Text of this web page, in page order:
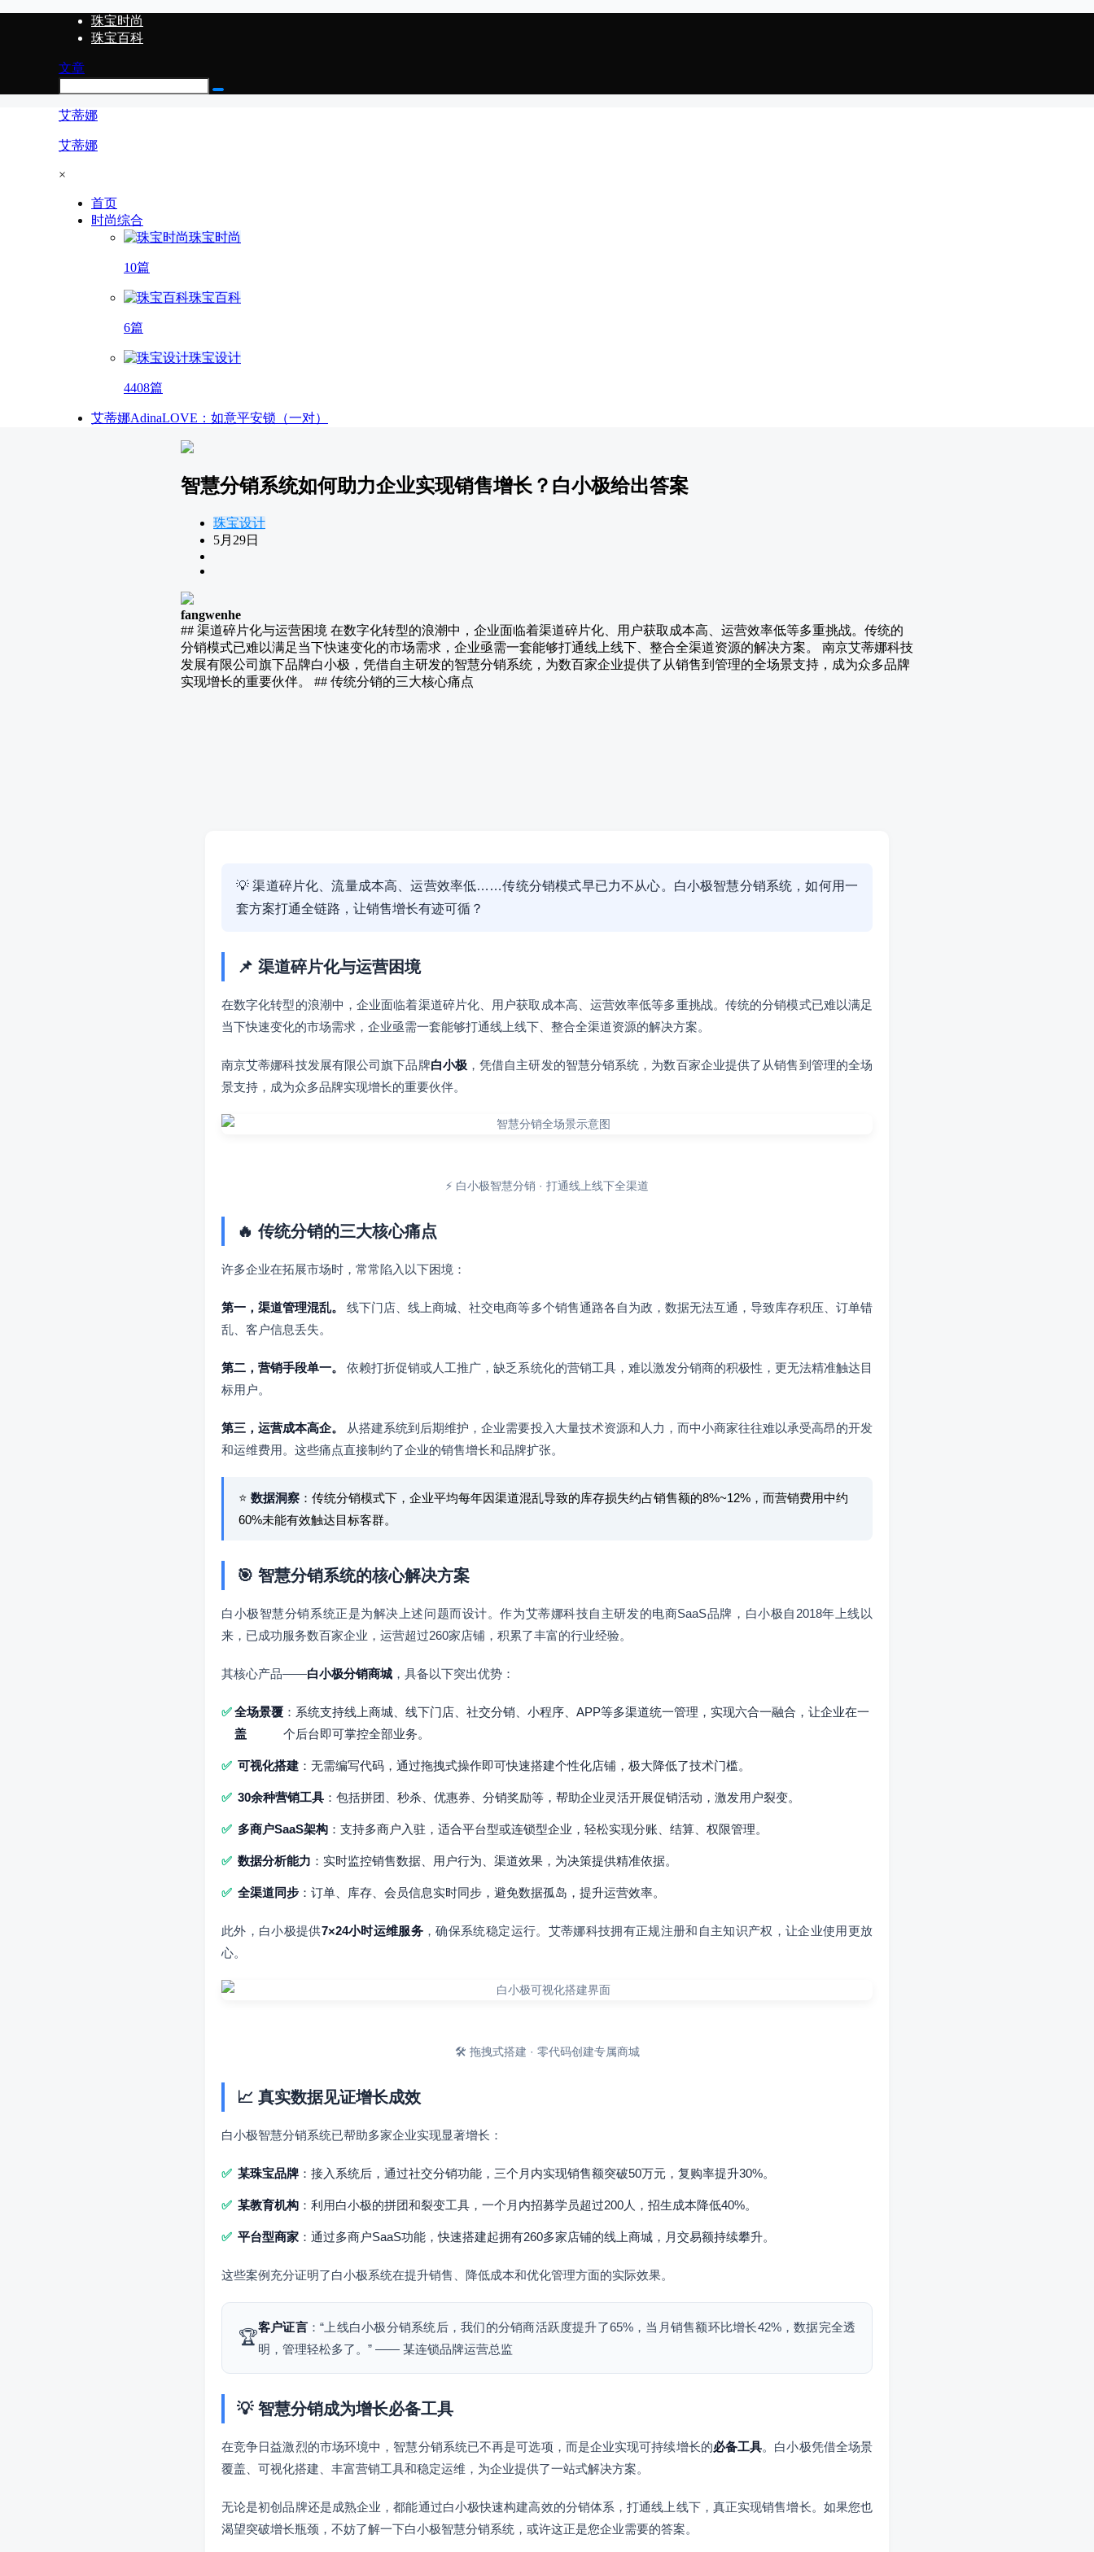
珠宝时尚
珠宝百科
文章
艾蒂娜
艾蒂娜
×
首页
时尚综合
珠宝时尚
10篇
珠宝百科
6篇
珠宝设计
4408篇
艾蒂娜AdinaLOVE：如意平安锁（一对）
智慧分销系统如何助力企业实现销售增长？白小极给出答案
珠宝设计
5月29日
fangwenhe
## 渠道碎片化与运营困境 在数字化转型的浪潮中，企业面临着渠道碎片化、用户获取成本高、运营效率低等多重挑战。传统的
分销模式已难以满足当下快速变化的市场需求，企业亟需一套能够打通线上线下、整合全渠道资源的解决方案。 南京艾蒂娜科技
发展有限公司旗下品牌白小极，凭借自主研发的智慧分销系统，为数百家企业提供了从销售到管理的全场景支持，成为众多品牌
实现增长的重要伙伴。 ## 传统分销的三大核心痛点
💡 渠道碎片化、流量成本高、运营效率低……传统分销模式早已力不从心。白小极智慧分销系统，如何用一
套方案打通全链路，让销售增长有迹可循？
📌 渠道碎片化与运营困境
在数字化转型的浪潮中，企业面临着渠道碎片化、用户获取成本高、运营效率低等多重挑战。传统的分销模式已难以满足
当下快速变化的市场需求，企业亟需一套能够打通线上线下、整合全渠道资源的解决方案。
南京艾蒂娜科技发展有限公司旗下品牌白小极，凭借自主研发的智慧分销系统，为数百家企业提供了从销售到管理的全场
景支持，成为众多品牌实现增长的重要伙伴。
⚡ 白小极智慧分销 · 打通线上线下全渠道
🔥 传统分销的三大核心痛点
许多企业在拓展市场时，常常陷入以下困境：
第一，渠道管理混乱。
线下门店、线上商城、社交电商等多个销售通路各自为政，数据无法互通，导致库存积压、订单错
乱、客户信息丢失。
第二，营销手段单一。
依赖打折促销或人工推广，缺乏系统化的营销工具，难以激发分销商的积极性，更无法精准触达目
标用户。
第三，运营成本高企。
从搭建系统到后期维护，企业需要投入大量技术资源和人力，而中小商家往往难以承受高昂的开发
和运维费用。这些痛点直接制约了企业的销售增长和品牌扩张。
⭐ 数据洞察 ：传统分销模式下，企业平均每年因渠道混乱导致的库存损失约占销售额的8%~12%，而营销费用中约
60%未能有效触达目标客群。
🎯 智慧分销系统的核心解决方案
白小极智慧分销系统正是为解决上述问题而设计。作为艾蒂娜科技自主研发的电商SaaS品牌，白小极自2018年上线以
来，已成功服务数百家企业，运营超过260家店铺，积累了丰富的行业经验。
其核心产品——白小极分销商城 ，具备以下突出优势：
全场景覆
盖
：系统支持线上商城、线下门店、社交分销、小程序、APP等多渠道统一管理，实现六合一融合，让企业在一
个后台即可掌控全部业务。
可视化搭建 ：无需编写代码，通过拖拽式操作即可快速搭建个性化店铺，极大降低了技术门槛。
30余种营销工具 ：包括拼团、秒杀、优惠券、分销奖励等，帮助企业灵活开展促销活动，激发用户裂变。
多商户SaaS架构 ：支持多商户入驻，适合平台型或连锁型企业，轻松实现分账、结算、权限管理。
数据分析能力 ：实时监控销售数据、用户行为、渠道效果，为决策提供精准依据。
全渠道同步 ：订单、库存、会员信息实时同步，避免数据孤岛，提升运营效率。
此外，白小极提供7×24小时运维服务 ，确保系统稳定运行。艾蒂娜科技拥有正规注册和自主知识产权，让企业使用更放
心。
🛠️ 拖拽式搭建 · 零代码创建专属商城
📈 真实数据见证增长成效
白小极智慧分销系统已帮助多家企业实现显著增长：
某珠宝品牌 ：接入系统后，通过社交分销功能，三个月内实现销售额突破50万元，复购率提升30%。
某教育机构 ：利用白小极的拼团和裂变工具，一个月内招募学员超过200人，招生成本降低40%。
平台型商家 ：通过多商户SaaS功能，快速搭建起拥有260多家店铺的线上商城，月交易额持续攀升。
这些案例充分证明了白小极系统在提升销售、降低成本和优化管理方面的实际效果。
🏆
客户证言：“上线白小极分销系统后，我们的分销商活跃度提升了65%，当月销售额环比增长42%，数据完全透
明，管理轻松多了。” —— 某连锁品牌运营总监
💡 智慧分销成为增长必备工具
在竞争日益激烈的市场环境中，智慧分销系统已不再是可选项，而是企业实现可持续增长的必备工具。白小极凭借全场景
覆盖、可视化搭建、丰富营销工具和稳定运维，为企业提供了一站式解决方案。
无论是初创品牌还是成熟企业，都能通过白小极快速构建高效的分销体系，打通线上线下，真正实现销售增长。如果您也
渴望突破增长瓶颈，不妨了解一下白小极智慧分销系统，或许这正是您企业需要的答案。